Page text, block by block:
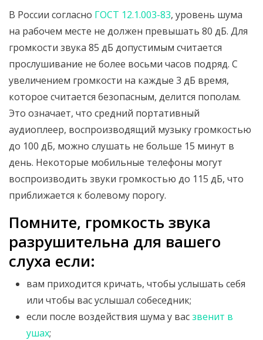
В России согласно ГОСТ 12.1.003-83, уровень шума
на рабочем месте не должен превышать 80 дБ. Для
громкости звука 85 дБ допустимым считается
прослушивание не более восьми часов подряд. С
увеличением громкости на каждые 3 дБ время,
которое считается безопасным, делится пополам.
Это означает, что средний портативный
аудиоплеер, воспроизводящий музыку громкостью
до 100 дБ, можно слушать не больше 15 минут в
день. Некоторые мобильные телефоны могут
воспроизводить звуки громкостью до 115 дБ, что
приближается к болевому порогу.
Помните, громкость звука
разрушительна для вашего
слуха если:
вам приходится кричать, чтобы услышать себя
или чтобы вас услышал собеседник;
если после воздействия шума у васзвенит в
ушах;